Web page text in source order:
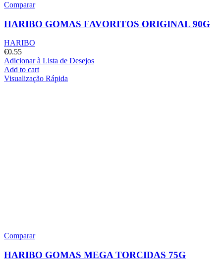
Comparar
HARIBO GOMAS FAVORITOS ORIGINAL 90G
HARIBO
€0.55
Adicionar à Lista de Desejos
Add to cart
Visualização Rápida
Comparar
HARIBO GOMAS MEGA TORCIDAS 75G